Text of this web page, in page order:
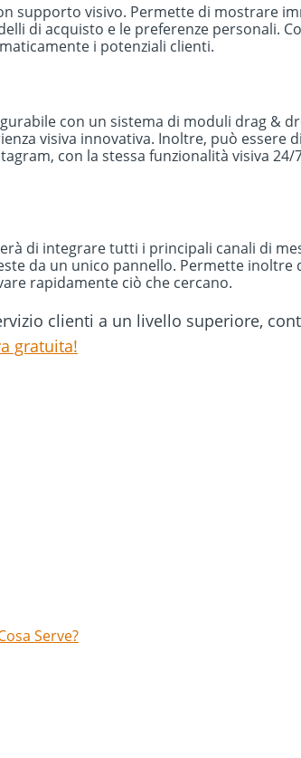
supporto visivo. Permette di mostrare
di acquisto e le preferenze personali.
i potenziali clienti.
con un sistema di moduli drag &
visiva innovativa. Inoltre, può essere
con la stessa funzionalità visiva
di integrare tutti i principali canali di
da un unico pannello. Permette inoltre
rapidamente ciò che cercano.
clienti a un livello superiore,
gratuita!
Serve?